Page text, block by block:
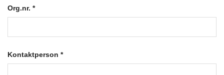
Org.nr. *
Kontaktperson *